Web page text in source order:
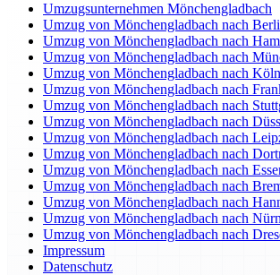
Umzugsunternehmen Mönchengladbach
Umzug von Mönchengladbach nach
Umzug von Mönchengladbach nach
Umzug von Mönchengladbach nach
Umzug von Mönchengladbach nach Köln
Umzug von Mönchengladbach nach
Umzug von Mönchengladbach nach
Umzug von Mönchengladbach nach
Umzug von Mönchengladbach nach
Umzug von Mönchengladbach nach
Umzug von Mönchengladbach nach
Umzug von Mönchengladbach nach
Umzug von Mönchengladbach nach
Umzug von Mönchengladbach nach
Umzug von Mönchengladbach nach
Impressum
Datenschutz